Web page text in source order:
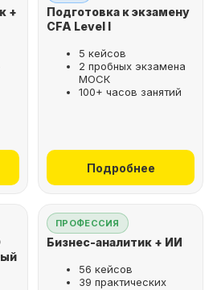
+
Подготовка к экзамену
CFA Level I
5 кейсов
2 пробных экзамена
МОСК
100+ часов занятий
Подробнее
ПРОФЕССИЯ
Бизнес-аналитик + ИИ
56 кейсов
39 практических